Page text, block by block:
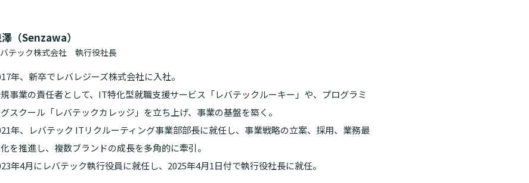
（Senzawa）
バテック株式会社 執行役社長
年、新卒でレバレジーズ株式会社に入社。
事業の責任者として、IT特化型就職支援サービス「レバテックルーキー」や、プログラミ
スクール「レバテックカレッジ」を立ち上げ、事業の基盤を築く。
年、レバテック ITリクルーティング事業部部長に就任し、事業戦略の立案、採用、業務最
を推進し、複数ブランドの成長を多角的に牽引。
年4月にレバテック執行役員に就任し、2025年4月1日付で執行役社長に就任。